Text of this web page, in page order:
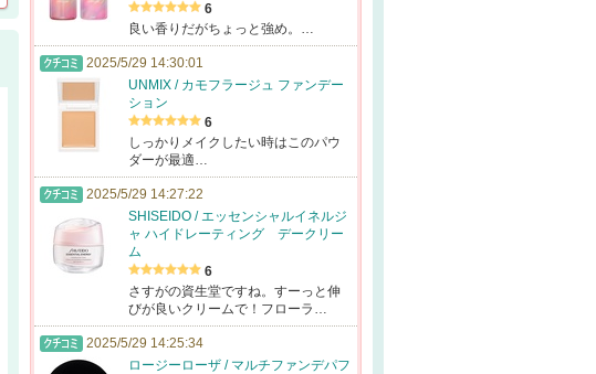
6
良い香りだがちょっと強め。…
2025/5/29 14:30:01
UNMIX / カモフラージュ ファンデー
ション
6
しっかりメイクしたい時はこのパウ
ダーが最適…
2025/5/29 14:27:22
SHISEIDO / エッセンシャルイネルジ
ャ ハイドレーティング デークリー
ム
6
さすがの資生堂ですね。すーっと伸
びが良いクリームで！フローラ…
2025/5/29 14:25:34
ロージーローザ / マルチファンデパフ